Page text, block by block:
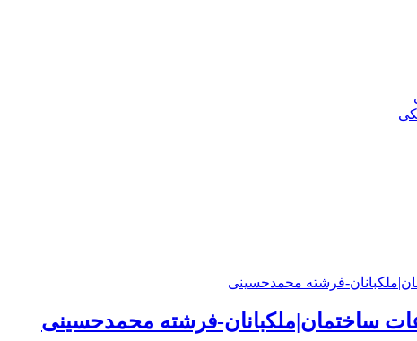
ساختمان|ملکبانان-فرشته محمدحسینی